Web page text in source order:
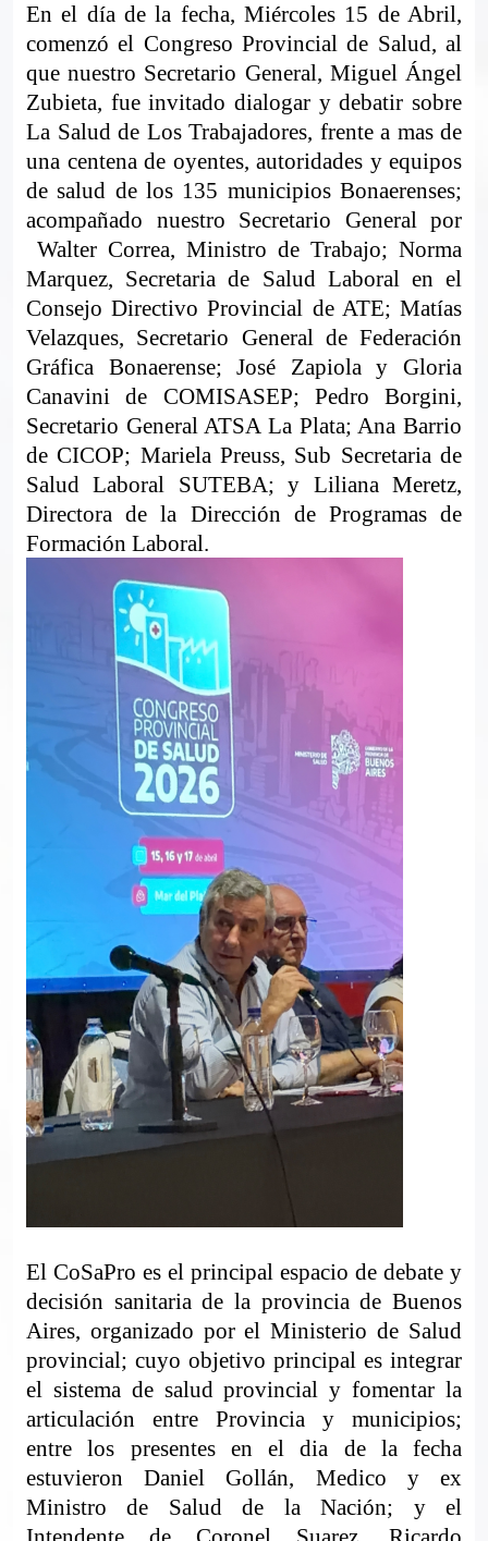
En el día de la fecha, Miércoles 15 de Abril,
comenzó el Congreso Provincial de Salud, al
que nuestro Secretario General, Miguel Ángel
Zubieta, fue invitado dialogar y debatir sobre
La Salud de Los Trabajadores, frente a mas de
una centena de oyentes, autoridades y equipos
de salud de los 135 municipios Bonaerenses;
acompañado nuestro Secretario General por
Walter Correa, Ministro de Trabajo; Norma
Marquez, Secretaria de Salud Laboral en el
Consejo Directivo Provincial de ATE; Matías
Velazques, Secretario General de Federación
Gráfica Bonaerense; José Zapiola y Gloria
Canavini de COMISASEP; Pedro Borgini,
Secretario General ATSA La Plata; Ana Barrio
de CICOP; Mariela Preuss, Sub Secretaria de
Salud Laboral SUTEBA; y Liliana Meretz,
Directora de la Dirección de Programas de
Formación Laboral.
El CoSaPro es el principal espacio de debate y
decisión sanitaria de la provincia de Buenos
Aires, organizado por el Ministerio de Salud
provincial; cuyo objetivo principal es integrar
el sistema de salud provincial y fomentar la
articulación entre Provincia y municipios;
entre los presentes en el dia de la fecha
estuvieron Daniel Gollán, Medico y ex
Ministro de Salud de la Nación; y el